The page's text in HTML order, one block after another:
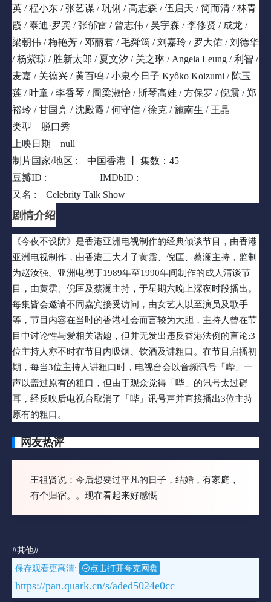
酒及讲粗口。在节目启播初期，每当3位主持人讲粗口时，电视台
会以音频讯号「哔」一声以盖过原有的粗口，但由于观众觉得
「哔」的讯号太过碍耳，经反映后电视台取消了「哔」讯号声并直
接播出3位主持原有的粗口。
英 / 程小东 / 张艺谋 / 巩俐 / 高志森 / 伍启天 / 简而清 / 林青
霞 / 泰迪·罗宾 / 张郁雷 / 曾志伟 / 吴宇森 / 李修贤 / 成龙 /
梁朝伟 / 梅艳芳 / 邓丽君 / 毛舜筠 / 刘嘉玲 / 罗大佑 / 刘德华
/ 杨紫琼 / 胜新太郎 / 夏文汐 / 关之琳 / Angela Leung / 利智 /
麦嘉 / 关德兴 / 黄百鸣 / 小泉今日子 Kyôko Koizumi / 陈玉
莲 / 叶童 / 李香琴 / 周梁淑怡 / 斯琴高娃 / 方保罗 / 倪震 / 郑
裕玲 / 甘国亮 / 沈殿霞 / 何守信 / 徐克 / 施南生 / 王晶
类型
脱口秀
上映日期
null
制片国家/地区 :
中国香港 丨 集数：45
豆瓣ID :
IMDbID :
又名 :
Celebrity Talk Show
剧情介绍
《今夜不设防》是香港亚洲电视制作的经典倾谈节目，由香港
亚洲电视制作，由香港三大才子黄霑、倪匡、蔡澜主持，监制
为赵汝强。亚洲电视于1989年至1990年间制作的成人清谈节
目，由黄霑、倪匡及蔡澜主持，于星期六晚上深夜时段播出。
每集皆会邀请不同嘉宾接受访问，由女艺人以至演员及歌手
等，节目内容在当时的香港社会而言较为大胆，主持人曾在节
目中讨论性与爱相关话题，但并无发出违反香港法例的言论;3
位主持人亦不时在节目内吸烟、饮酒及讲粗口。在节目启播初
期，每当3位主持人讲粗口时，电视台会以音频讯号「哔」一
声以盖过原有的粗口，但由于观众觉得「哔」的讯号太过碍
耳，经反映后电视台取消了「哔」讯号声并直接播出3位主持
原有的粗口。
网友热评
王祖贤说：今后想要过平凡的日子，结婚，有家庭，
有个归宿。。现在看起来好感慨
#其他#
保存观看更高清:
点击打开夸克网盘
https://pan.quark.cn/s/aded5024e0cc